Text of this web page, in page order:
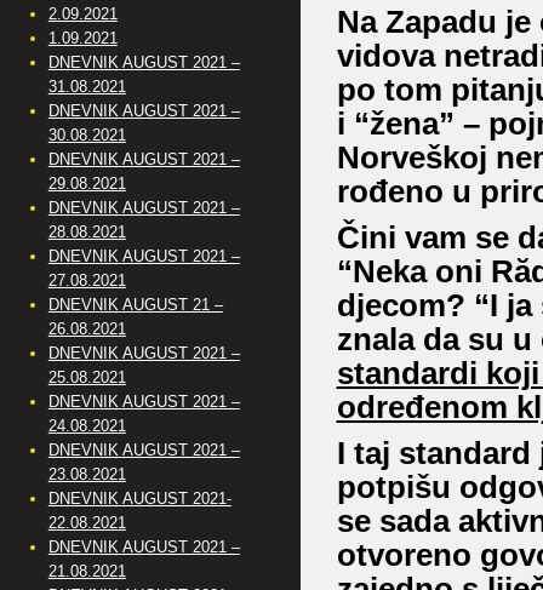
Na Zapadu
vidova
po tom
i “žena” –
Norveškoj
rođeno u
Čini vam se
“Neka oni
djecom? “I
znala da su
standardi
određenom
I taj standard
potpišu
se sada
otvoreno
2.09.2021
1.09.2021
DNEVNIK AUGUST 2021 –
31.08.2021
DNEVNIK AUGUST 2021 –
30.08.2021
DNEVNIK AUGUST 2021 –
29.08.2021
DNEVNIK AUGUST 2021 –
28.08.2021
DNEVNIK AUGUST 2021 –
27.08.2021
DNEVNIK AUGUST 21 –
26.08.2021
DNEVNIK AUGUST 2021 –
25.08.2021
DNEVNIK AUGUST 2021 –
24.08.2021
DNEVNIK AUGUST 2021 –
23.08.2021
DNEVNIK AUGUST 2021-
22.08.2021
DNEVNIK AUGUST 2021 –
21.08.2021